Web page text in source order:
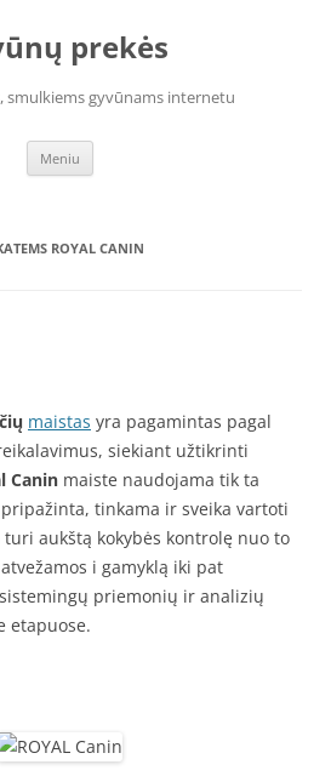
prekės
smulkiems gyvūnams internetu
Meniu
ROYAL CANIN
maistas yra pagamintas pagal
siekiant užtikrinti
Canin maiste naudojama tik ta
tinkama ir sveika vartoti
turi aukštą kokybės kontrolę nuo to
i gamyklą iki pat
priemonių ir analizių
etapuose.